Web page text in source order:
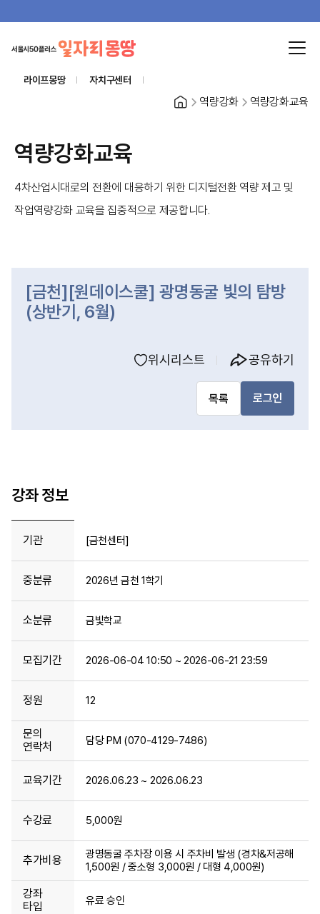
라이프몽땅 자치구센터
홈 역량강화 역량강화교육
역량강화교육
4차산업시대로의 전환에 대응하기 위한 디지털전환 역량 제고 및
작업역량강화 교육을 집중적으로 제공합니다.
[금천][원데이스쿨] 광명동굴 빛의 탐방
(상반기, 6월)
위시리스트 공유하기
목록 로그인
강좌 정보
기관 [금천센터]
중분류 2026년 금천 1학기
소분류 금빛학교
모집기간 2026-06-04 10:50 ~ 2026-06-21 23:59
정원 12
문의
연락처
담당 PM (070-4129-7486)
교육기간 2026.06.23 ~ 2026.06.23
수강료 5,000원
추가비용
광명동굴 주차장 이용 시 주차비 발생 (경차&저공해
1,500원 / 중소형 3,000원 / 대형 4,000원)
강좌
타입
유료 승인